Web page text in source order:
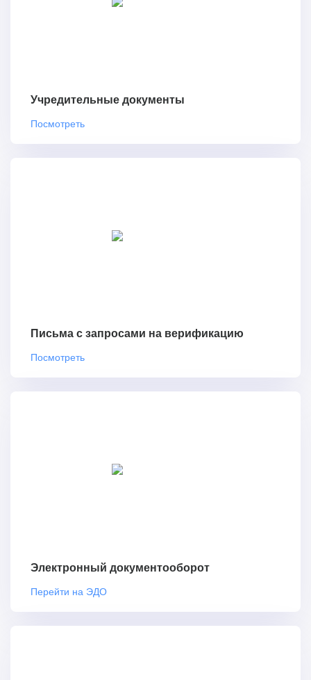
Учредительные документы
Посмотреть
Письма с запросами на верификацию
Посмотреть
Электронный документооборот
Перейти на ЭДО